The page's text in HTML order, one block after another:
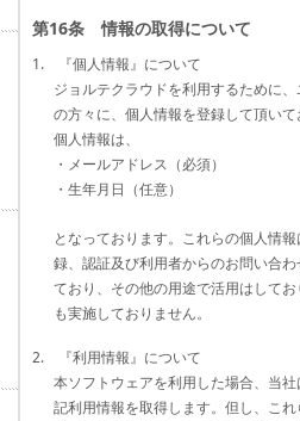
第16条 情報の取得について
1. 『個人情報』について
ジョルテクラウドを利用するために
の方々に、個人情報を登録して頂い
個人情報は、
・メールアドレス（必須）
・生年月日（任意）
となっております。これらの個人情
録、認証及び利用者からのお問い合
ており、その他の用途で活用はして
も実施しておりません。
2. 『利用情報』について
本ソフトウェアを利用した場合、当
記利用情報を取得します。但し、こ